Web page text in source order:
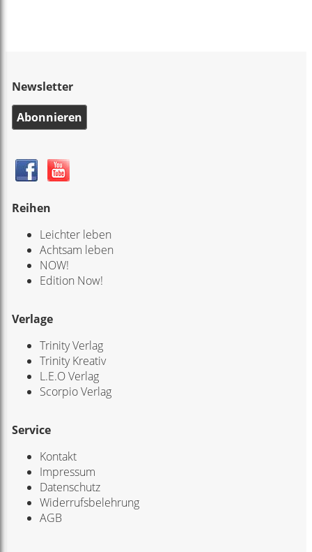
Newsletter
Abonnieren
Reihen
Leichter leben
Achtsam leben
NOW!
Edition Now!
Verlage
Trinity Verlag
Trinity Kreativ
L.E.O Verlag
Scorpio Verlag
Service
Kontakt
Impressum
Datenschutz
Widerrufsbelehrung
AGB